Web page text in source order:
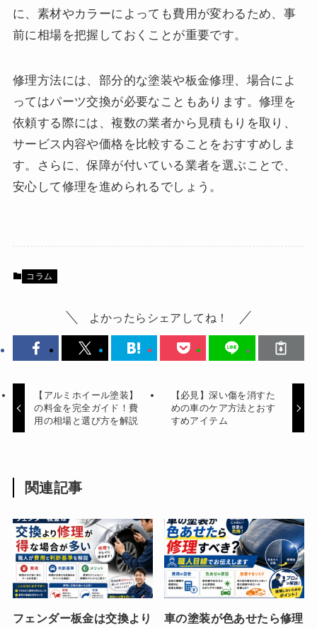
に、素材やカラーによっても費用が変わるため、事
前に相場を把握しておくことが重要です。
修理方法には、部分的な塗装や板金修理、場合によ
ってはパーツ交換が必要なこともあります。修理を
依頼する際には、複数の業者から見積もりを取り、
サービス内容や価格を比較することをおすすめしま
す。さらに、保障が付いている業者を選ぶことで、
安心して修理を進められるでしょう。
コラム
よかったらシェアしてね！
【アルミホイール塗装】
の料金を完全ガイド！費
用の相場と選び方を解説
【必見】深い傷を消すた
めの車のケア方法とおす
すめアイテム
関連記事
フェンダー板金は交換より
車の塗装が色あせたら修理